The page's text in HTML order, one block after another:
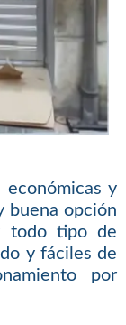
económicas y
buena opción
todo tipo de
y fáciles de
por